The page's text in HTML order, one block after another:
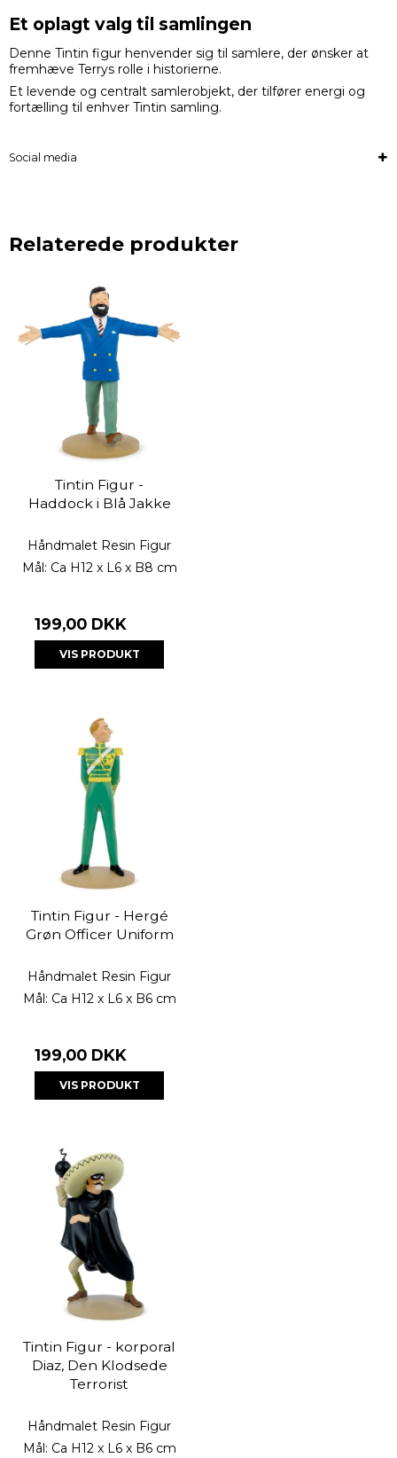
Et oplagt valg til samlingen
Denne Tintin figur henvender sig til samlere, der ønsker at
fremhæve Terrys rolle i historierne.
Et levende og centralt samlerobjekt, der tilfører energi og
fortælling til enhver Tintin samling.
Social media
Relaterede produkter
Tintin Figur -
Haddock i Blå Jakke
Håndmalet Resin Figur
Mål: Ca H12 x L6 x B8 cm
199,00 DKK
VIS PRODUKT
Tintin Figur - Hergé
Grøn Officer Uniform
Håndmalet Resin Figur
Mål: Ca H12 x L6 x B6 cm
199,00 DKK
VIS PRODUKT
Tintin Figur - korporal
Diaz, Den Klodsede
Terrorist
Håndmalet Resin Figur
Mål: Ca H12 x L6 x B6 cm